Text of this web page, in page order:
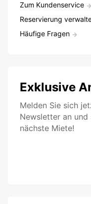
Zum Kundenservice
Reservierung
Häufige Fragen
Exklusive
Melden Sie sich
Newsletter an und
nächste Miete!